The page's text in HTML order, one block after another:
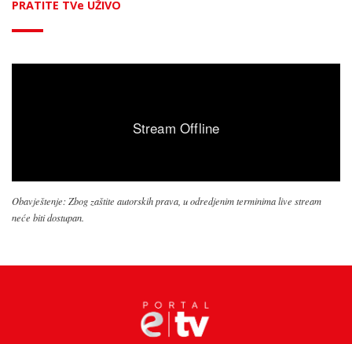
PRATITE TVe UŽIVO
Obavještenje: Zbog zaštite autorskih prava, u odredjenim terminima live stream
neće biti dostupan.